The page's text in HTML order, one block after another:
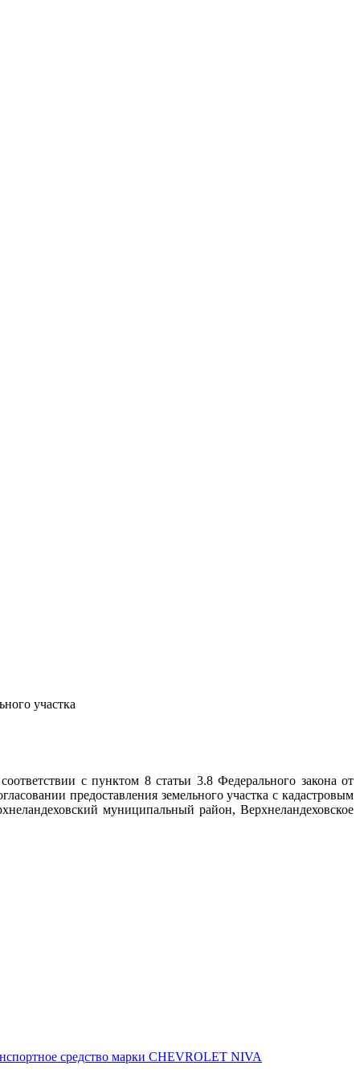
участка
с пунктом 8 статьи 3.8 Федерального закона от
предоставления земельного участка с кадастровым
муниципальный район, Верхнеландеховское
средство марки CHEVROLET NIVA